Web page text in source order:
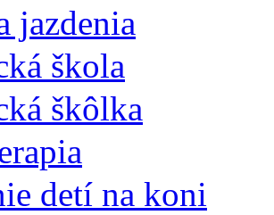
jazdenia
škola
škôlka
detí na koni